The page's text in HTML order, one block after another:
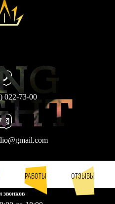
022-73-00
РАБОТЫ ОТЗЫВЫ
звонков